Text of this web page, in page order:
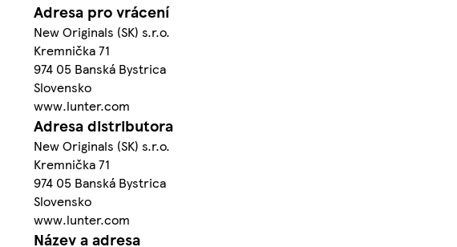
Adresa pro vrácení
New Originals (SK) s.r.o.
Kremnička 71
974 05 Banská Bystrica
Slovensko
www.lunter.com
Adresa distributora
New Originals (SK) s.r.o.
Kremnička 71
974 05 Banská Bystrica
Slovensko
www.lunter.com
Název a adresa